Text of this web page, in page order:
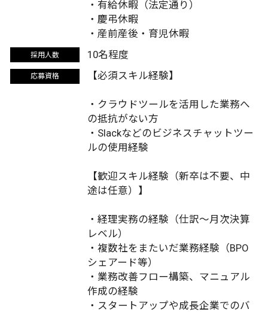
・有給休暇（法定通り）
・慶弔休暇
・産前産後・育児休暇
採用人数 10名程度
応募資格 【必須スキル経験】
・クラウドツールを活用した業務へ
の抵抗がない方
・Slackなどのビジネスチャットツー
ルの使用経験
【歓迎スキル経験（新卒は不要、中
途は任意）】
・経理実務の経験（仕訳～月次決算
レベル）
・複数社をまたいだ業務経験（BPO
シェアード等）
・業務改善フロー構築、マニュアル
作成の経験
・スタートアップや成長企業でのバ